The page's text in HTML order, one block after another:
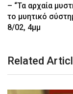
– “Τα αρχαία
το μυητικό
8/02, 4μμ
Related